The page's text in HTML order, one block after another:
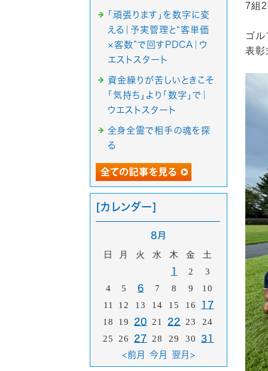
7組
ゴ
表
「頑張ります」を数字に変
える｜予実管理と“客単価
×客数”で回すPDCA｜ウ
エストスタート
資金繰りが苦しいときこそ
「気持ち」より「数字」で｜
ウエストスタート
全身全霊で相手の魂を探
る
[カレンダー]
8月
日 月 火 水 木 金 土
1 2
3
4
5 6 7 8 9
10
11
12 13 14 15 16 17
18 19 20 21 22 23
24
25
26 27 28 29 30
31
<前月
今月 翌月>